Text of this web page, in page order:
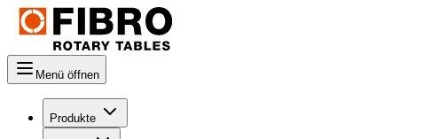
Menü öffnen
Produkte